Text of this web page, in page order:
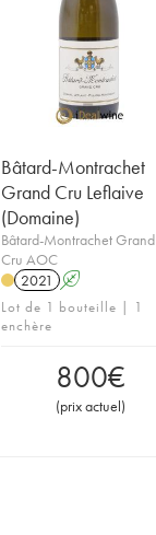
Bâtard-Montrachet
Grand Cru Leflaive
(Domaine)
Bâtard-Montrachet Grand
Cru AOC
2021
A
Lot de 1 bouteille | 1
enchère
800€
(prix actuel)